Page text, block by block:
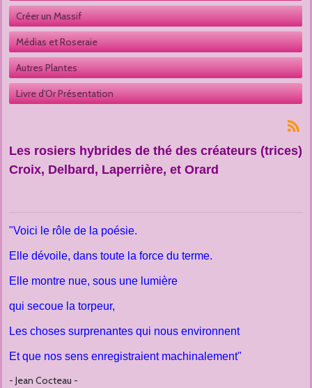
Les rosiers hybrides de thé des créateurs (trices)
Croix, Delbard, Laperrière, et Orard
"Voici le rôle de la poésie.
Elle dévoile, dans toute la force du terme.
Elle montre nue, sous une lumière
qui secoue la torpeur,
Les choses surprenantes qui nous environnent
Et que nos sens enregistraient machinalement"
- Jean Cocteau -
Créer un Massif
Médias et Roseraie
Autres Plantes
Livre d'Or Présentation